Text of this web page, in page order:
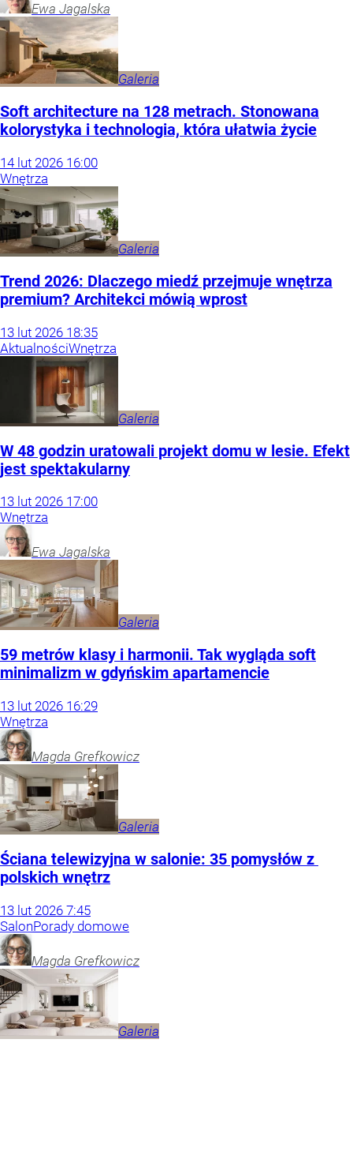
Ewa Jagalska
Galeria
Soft architecture na 128 metrach. Stonowana
kolorystyka i technologia, która ułatwia życie
14 lut 2026 16:00
Wnętrza
Galeria
Trend 2026: Dlaczego miedź przejmuje wnętrza
premium? Architekci mówią wprost
13 lut 2026 18:35
AktualnościWnętrza
Galeria
W 48 godzin uratowali projekt domu w lesie. Efekt
jest spektakularny
13 lut 2026 17:00
Wnętrza
Ewa Jagalska
Galeria
59 metrów klasy i harmonii. Tak wygląda soft
minimalizm w gdyńskim apartamencie
13 lut 2026 16:29
Wnętrza
Magda Grefkowicz
Galeria
Ściana telewizyjna w salonie: 35 pomysłów z
polskich wnętrz
13 lut 2026 7:45
SalonPorady domowe
Magda Grefkowicz
Galeria